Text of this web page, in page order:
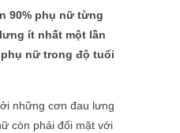
90% phụ nữ từng
ít nhất một lần
nữ trong độ tuổi
những cơn đau lưng
còn phải đối mặt với